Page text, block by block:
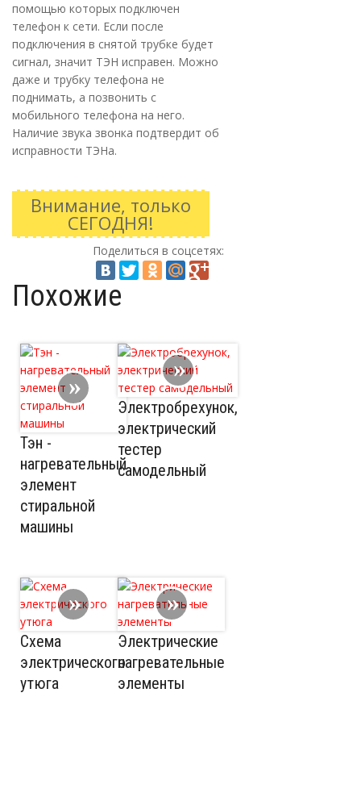
помощью которых подключен
телефон к сети. Если после
подключения в снятой трубке будет
сигнал, значит ТЭН исправен. Можно
даже и трубку телефона не
поднимать, а позвонить с
мобильного телефона на него.
Наличие звука звонка подтвердит об
исправности ТЭНа.
Внимание, только
СЕГОДНЯ!
Поделиться в соцсетях:
Похожие
Тэн -
нагревательный
элемент
стиральной
машины
Электробрехунок,
электрический
тестер
самодельный
Схема
электрического
утюга
Электрические
нагревательные
элементы